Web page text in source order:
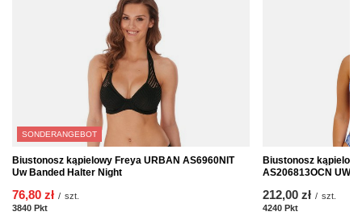
SONDERANGEBOT
Biustonosz kąpielowy Freya URBAN AS6960NIT
Uw Banded Halter Night
76,80 zł / szt.
3840 Pkt
Biustonosz
AS206813OCN UW
212,00 zł / szt.
4240 Pkt